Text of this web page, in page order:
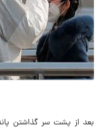
بعد از پشت سر گذاشتن